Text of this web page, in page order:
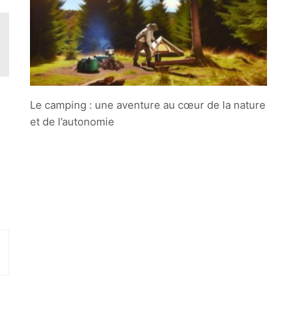
Le camping : une aventure au cœur de la nature
et de l’autonomie